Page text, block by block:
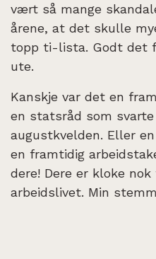
vært så mange
årene, at det skulle
topp ti-lista. Godt det
ute.
Kanskje var det en
en statsråd som svarte
augustkvelden. Eller
en framtidig
dere! Dere er kloke
arbeidslivet. Min